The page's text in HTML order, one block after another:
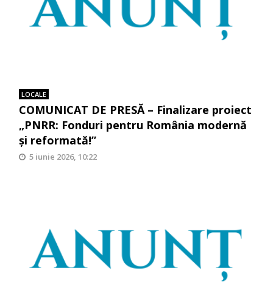
LOCALE
COMUNICAT DE PRESĂ – Finalizare proiect
„PNRR: Fonduri pentru România modernă
și reformată!”
5 iunie 2026, 10:22